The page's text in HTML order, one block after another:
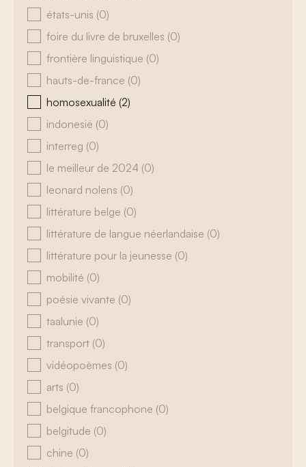
états-unis (0)
foire du livre de bruxelles (0)
frontière linguistique (0)
hauts-de-france (0)
homosexualité (2)
indonesië (0)
interreg (0)
le meilleur de 2024 (0)
leonard nolens (0)
littérature belge (0)
littérature de langue néerlandaise (0)
littérature pour la jeunesse (0)
mobilité (0)
poésie vivante (0)
taalunie (0)
transport (0)
vidéopoèmes (0)
arts (0)
belgique francophone (0)
belgitude (0)
chine (0)